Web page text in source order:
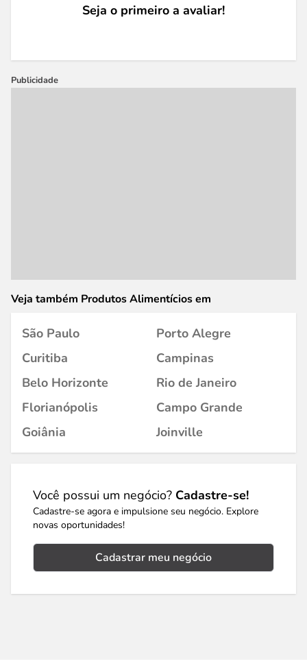
Seja o primeiro a avaliar!
Publicidade
Veja também Produtos Alimentícios em
São Paulo
Porto Alegre
Curitiba
Campinas
Belo Horizonte
Rio de Janeiro
Florianópolis
Campo Grande
Goiânia
Joinville
Você possui um negócio? Cadastre-se!
Cadastre-se agora e impulsione seu negócio. Explore
novas oportunidades!
Cadastrar meu negócio